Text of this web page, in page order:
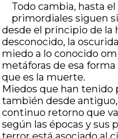
Todo cambia, hasta
primordiales siguen
desde el principio de la
desconocido, la
miedo a lo conocido
metáforas de esa
que es la muerte.
Miedos que han tenido
también desde
continuo retorno que
según las épocas y sus